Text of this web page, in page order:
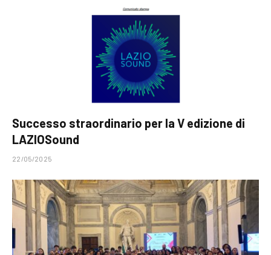
Successo straordinario per la V edizione di
LAZIOSound
22/05/2025